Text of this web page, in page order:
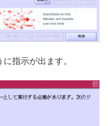
指示が出ます。